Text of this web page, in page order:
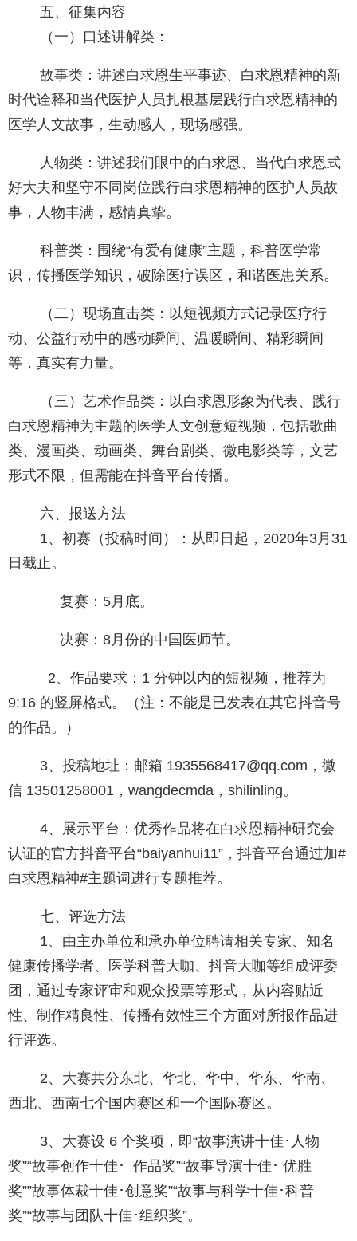
五、征集内容
（一）口述讲解类：
故事类：讲述白求恩生平事迹、白求恩精神的新
时代诠释和当代医护人员扎根基层践行白求恩精神的
医学人文故事，生动感人，现场感强。
人物类：讲述我们眼中的白求恩、当代白求恩式
好大夫和坚守不同岗位践行白求恩精神的医护人员故
事，人物丰满，感情真挚。
科普类：围绕“有爱有健康”主题，科普医学常
识，传播医学知识，破除医疗误区，和谐医患关系。
（二）现场直击类：以短视频方式记录医疗行
动、公益行动中的感动瞬间、温暖瞬间、精彩瞬间
等，真实有力量。
（三）艺术作品类：以白求恩形象为代表、践行
白求恩精神为主题的医学人文创意短视频，包括歌曲
类、漫画类、动画类、舞台剧类、微电影类等，文艺
形式不限，但需能在抖音平台传播。
六、报送方法
1、初赛（投稿时间）：从即日起，2020年3月31
日截止。
复赛：5月底。
决赛：8月份的中国医师节。
2、作品要求：1 分钟以内的短视频，推荐为
9:16 的竖屏格式。（注：不能是已发表在其它抖音号
的作品。）
3、投稿地址：邮箱 1935568417@qq.com，微
信 13501258001，wangdecmda，shilinling。
4、展示平台：优秀作品将在白求恩精神研究会
认证的官方抖音平台“baiyanhui11”，抖音平台通过加#
白求恩精神#主题词进行专题推荐。
七、评选方法
1、由主办单位和承办单位聘请相关专家、知名
健康传播学者、医学科普大咖、抖音大咖等组成评委
团，通过专家评审和观众投票等形式，从内容贴近
性、制作精良性、传播有效性三个方面对所报作品进
行评选。
2、大赛共分东北、华北、华中、华东、华南、
西北、西南七个国内赛区和一个国际赛区。
3、大赛设 6 个奖项，即“故事演讲十佳･人物
奖”“故事创作十佳･ 作品奖”“故事导演十佳･ 优胜
奖””故事体裁十佳･创意奖”“故事与科学十佳･科普
奖”“故事与团队十佳･组织奖”。